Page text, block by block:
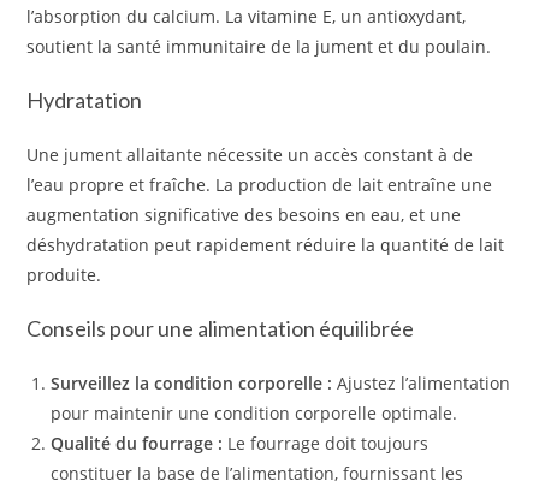
l’absorption du calcium. La vitamine E, un antioxydant,
soutient la santé immunitaire de la jument et du poulain.
Hydratation
Une jument allaitante nécessite un accès constant à de
l’eau propre et fraîche. La production de lait entraîne une
augmentation significative des besoins en eau, et une
déshydratation peut rapidement réduire la quantité de lait
produite.
Conseils pour une alimentation équilibrée
Surveillez la condition corporelle : Ajustez l’alimentation
pour maintenir une condition corporelle optimale.
Qualité du fourrage : Le fourrage doit toujours
constituer la base de l’alimentation, fournissant les